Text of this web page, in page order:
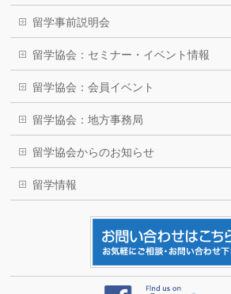
留学事前説明会
留学協会：セミナー・イベント情報
留学協会：会員イベント
留学協会：地方事務局
留学協会からのお知らせ
留学情報